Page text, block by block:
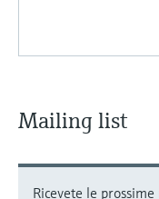
Mailing list
Ricevete le